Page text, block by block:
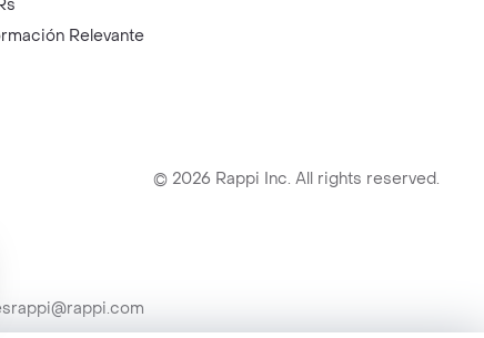
Relevante
© 2026 Rappi Inc. All rights reserved.